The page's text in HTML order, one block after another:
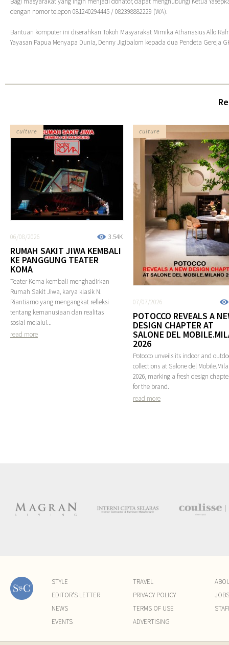
dengan nomor telepon 081240294445 / 082398882229 (WA).
Bantuan komputer ini diserahkan Tokoh Masyarakat Mimika Athanasius Allo
Yayasan Papua Menyapa Dunia, Denny Jigibalom kepada dua Pendeta Gereja
3.54K
06/08/2026
RUMAH SAKIT JIWA KEMBALI
KE PANGGUNG TEATER
KOMA
Teater Koma kembali menghadirkan
Rumah Sakit Jiwa, karya klasik N.
Riantiarno yang mengangkat refleksi
tentang kemanusiaan dan realitas
sosial melalui...
read more
culture
07/07/2026
POTOCCO REVEALS A
DESIGN CHAPTER AT
SALONE DEL
2026
Potocco unveils its indoor and
collections at Salone del
2026, marking a fresh design
for the brand.
read more
culture
STYLE
EDITOR'S LETTER
NEWS
EVENTS
TRAVEL
PRIVACY POLICY
TERMS OF USE
ADVERTISING
JOBS